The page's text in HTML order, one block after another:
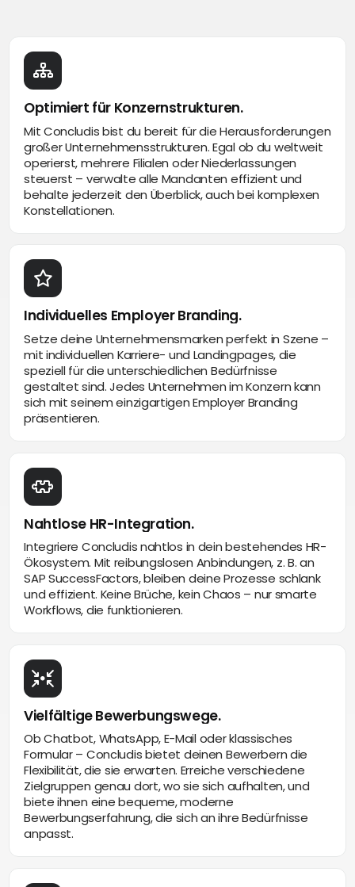
Optimiert für Konzernstrukturen.
Mit Concludis bist du bereit für die Herausforderungen
großer Unternehmensstrukturen. Egal ob du weltweit
operierst, mehrere Filialen oder Niederlassungen
steuerst – verwalte alle Mandanten effizient und
behalte jederzeit den Überblick, auch bei komplexen
Konstellationen.
Individuelles Employer Branding.
Setze deine Unternehmensmarken perfekt in Szene –
mit individuellen Karriere- und Landingpages, die
speziell für die unterschiedlichen Bedürfnisse
gestaltet sind. Jedes Unternehmen im Konzern kann
sich mit seinem einzigartigen Employer Branding
präsentieren.
Nahtlose HR-Integration.
Integriere Concludis nahtlos in dein bestehendes HR-
Ökosystem. Mit reibungslosen Anbindungen, z. B. an
SAP SuccessFactors, bleiben deine Prozesse schlank
und effizient. Keine Brüche, kein Chaos – nur smarte
Workflows, die funktionieren.
Vielfältige Bewerbungswege.
Ob Chatbot, WhatsApp, E-Mail oder klassisches
Formular – Concludis bietet deinen Bewerbern die
Flexibilität, die sie erwarten. Erreiche verschiedene
Zielgruppen genau dort, wo sie sich aufhalten, und
biete ihnen eine bequeme, moderne
Bewerbungserfahrung, die sich an ihre Bedürfnisse
anpasst.